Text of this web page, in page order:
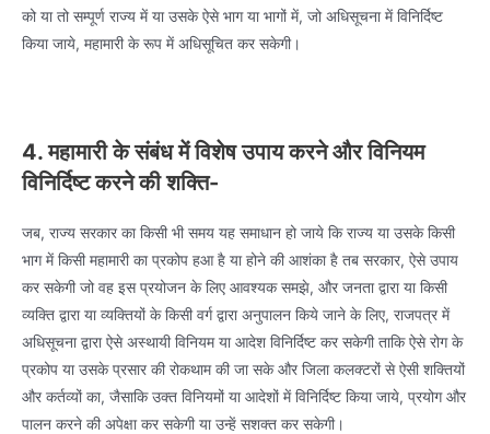
को या तो सम्पूर्ण राज्य में या उसके ऐसे भाग या भागों में, जो अधिसूचना में विनिर्दिष्ट
किया जाये, महामारी के रूप में अधिसूचित कर सकेगी।
4. महामारी के संबंध में विशेष उपाय करने और विनियम
विनिर्दिष्ट करने की शक्ति-
जब, राज्य सरकार का किसी भी समय यह समाधान हो जाये कि राज्य या उसके किसी
भाग में किसी महामारी का प्रकोप हआ है या होने की आशंका है तब सरकार, ऐसे उपाय
कर सकेगी जो वह इस प्रयोजन के लिए आवश्यक समझे, और जनता द्वारा या किसी
व्यक्ति द्वारा या व्यक्तियों के किसी वर्ग द्वारा अनुपालन किये जाने के लिए, राजपत्र में
अधिसूचना द्वारा ऐसे अस्थायी विनियम या आदेश विनिर्दिष्ट कर सकेगी ताकि ऐसे रोग के
प्रकोप या उसके प्रसार की रोकथाम की जा सके और जिला कलक्टरों से ऐसी शक्तियों
और कर्तव्यों का, जैसाकि उक्त विनियमों या आदेशों में विनिर्दिष्ट किया जाये, प्रयोग और
पालन करने की अपेक्षा कर सकेगी या उन्हें सशक्त कर सकेगी।